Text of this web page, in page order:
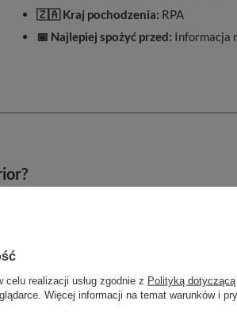
🇿🇦 Kraj pochodzenia: RPA
📅 Najlepiej spożyć przed: Informacja
👼
realizacji usług zgodnie z Polityką
Więcej informacji na temat warunków i